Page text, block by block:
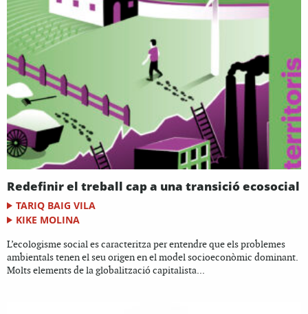
Redefinir el treball cap a una transició ecosocial
TARIQ BAIG VILA
KIKE MOLINA
L’ecologisme social es caracteritza per entendre que els problemes
ambientals tenen el seu origen en el model socioeconòmic dominant.
Molts elements de la globalització capitalista...